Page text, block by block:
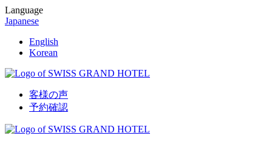
Language
Japanese
English
Korean
客様の声
予約確認